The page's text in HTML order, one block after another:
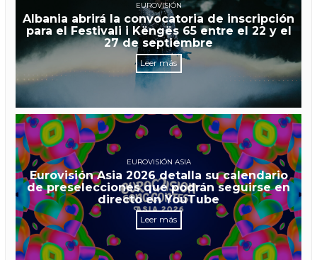
EUROVISIÓN
Albania abrirá la convocatoria de inscripción
para el Festivali i Këngës 65 entre el 22 y el
27 de septiembre
Leer más
EUROVISIÓN ASIA
Eurovisión Asia 2026 detalla su calendario
de preselecciones que podrán seguirse en
directo en YouTube
Leer más